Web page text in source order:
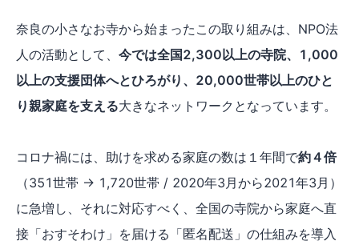
奈良の小さなお寺から始まったこの取り組みは、NPO法
人の活動として、 今では全国2,300以上の寺院、1,000
以上の支援団体へとひろがり、20,000世帯以上のひと
り親家庭を支える大きなネットワークとなっています。
コロナ禍には、助けを求める家庭の数は１年間で約４倍
（351世帯 → 1,720世帯 / 2020年3月から2021年3月）
に急増し、それに対応すべく、全国の寺院から家庭へ直
接「おすそわけ」を届ける「匿名配送」の仕組みを導入